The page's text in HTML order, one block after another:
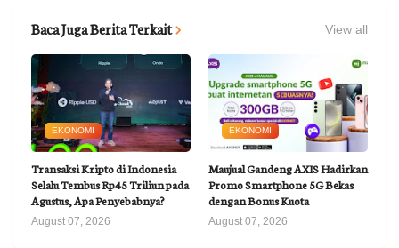
Baca Juga Berita Terkait View all
EKONOMI
Transaksi Kripto di Indonesia
Selalu Tembus Rp45 Triliun pada
Agustus, Apa Penyebabnya?
August 07, 2026
EKONOMI
Maujual Gandeng AXIS Hadirkan
Promo Smartphone 5G Bekas
dengan Bonus Kuota
August 07, 2026